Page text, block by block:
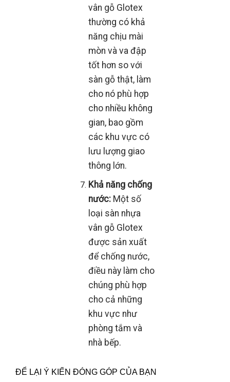
vân gỗ Glotex
thường có khả
năng chịu mài
mòn và va đập
tốt hơn so với
sàn gỗ thật, làm
cho nó phù hợp
cho nhiều không
gian, bao gồm
các khu vực có
lưu lượng giao
thông lớn.
Khả năng chống
nước: Một số
loại sàn nhựa
vân gỗ Glotex
được sản xuất
để chống nước,
điều này làm cho
chúng phù hợp
cho cả những
khu vực như
phòng tắm và
nhà bếp.
ĐỂ LẠI Ý KIẾN ĐÓNG GÓP CỦA BẠN